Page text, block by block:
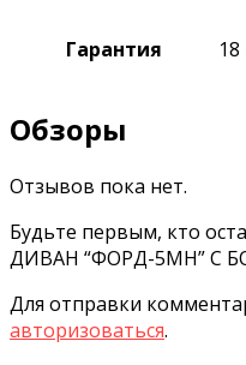
Гарантия
Обзоры
Отзывов пока нет.
Будьте первым, кто
ДИВАН “ФОРД-5МН” С
Для отправки
авторизоваться.